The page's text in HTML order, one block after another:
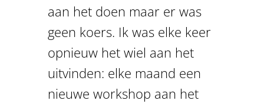
aan het doen maar er was
geen koers. Ik was elke keer
opnieuw het wiel aan het
uitvinden: elke maand een
nieuwe workshop aan het